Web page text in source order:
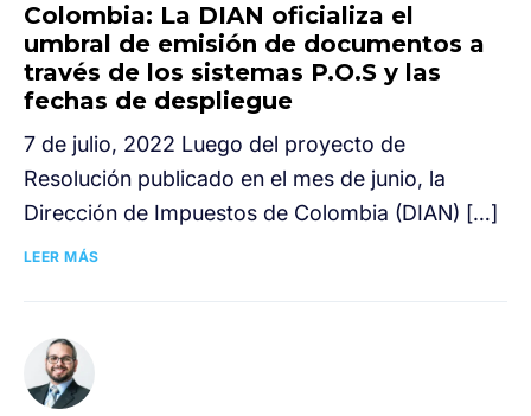
Colombia: La DIAN oficializa el
umbral de emisión de documentos a
través de los sistemas P.O.S y las
fechas de despliegue
7 de julio, 2022 Luego del proyecto de
Resolución publicado en el mes de junio, la
Dirección de Impuestos de Colombia (DIAN) […]
LEER MÁS